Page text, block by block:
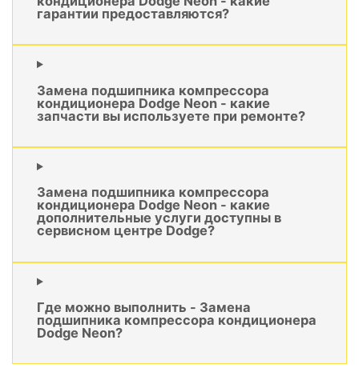
гарантии предоставляются?
Замена подшипника компрессора
кондиционера Dodge Neon - какие
запчасти вы используете при ремонте?
Замена подшипника компрессора
кондиционера Dodge Neon - какие
дополнительные услуги доступны в
сервисном центре Dodge?
Где можно выполнить - Замена
подшипника компрессора кондиционера
Dodge Neon?